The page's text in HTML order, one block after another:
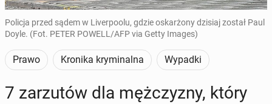
Policja przed sądem w Liverpoolu, gdzie oskarżony dzisiaj został Paul
Doyle. (Fot. PETER POWELL/AFP via Getty Images)
Prawo Kronika kryminalna Wypadki
7 za­rzu­tów dla męż­czy­zny, który